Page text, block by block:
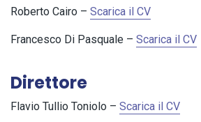
Roberto Cairo – Scarica il CV
Francesco Di Pasquale – Scarica il CV
Direttore
Flavio Tullio Toniolo – Scarica il CV